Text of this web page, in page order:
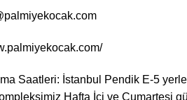
Saatleri: İstanbul Pendik E-5
Hafta İçi ve Cumartesi